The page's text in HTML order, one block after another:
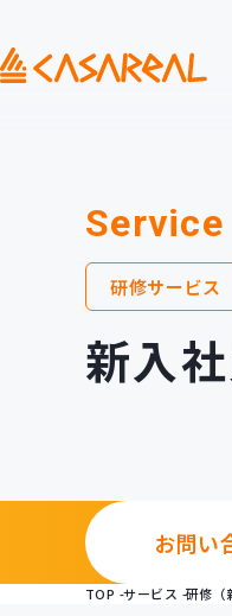
Service
研修サービス
新入
お問い
TOP サービス 研修（